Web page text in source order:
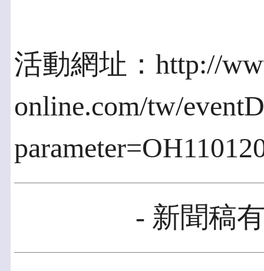
活動網址：http://
online.com/tw/
- 新聞稿